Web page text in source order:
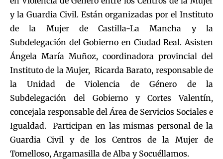
y la Guardia Civil. Están organizadas por el Instituto
de la Mujer de Castilla-La Mancha y la
Subdelegación del Gobierno en Ciudad Real. Asisten
Ángela María Muñoz, coordinadora provincial del
Instituto de la Mujer, Ricarda Barato, responsable de
la Unidad de Violencia de Género de la
Subdelegación del Gobierno y Cortes Valentín,
concejala responsable del Área de Servicios Sociales e
Igualdad. Participan en las mismas personal de la
Guardia Civil y de los Centros de la Mujer de
Tomelloso, Argamasilla de Alba y Socuéllamos.